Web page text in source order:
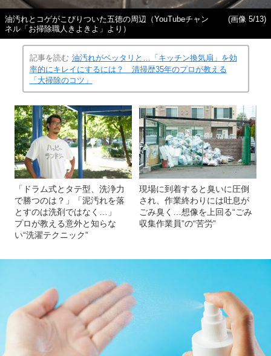
油汚れとコゲがこびりついた五徳の周辺（YouTubeチャン
ネル「お掃除職人きよきよ」より）
(画像 5/13)
記事を読む 油汚れがベッタリと…「キッチン換気扇」を効
率的にキレイにするには？ 清掃歴35年のプロが教える
「大掃除のコツ」
「ドラム式とタテ型、洗浄力
で勝つのは？」「泥汚れを落
とすのは洗剤ではなく…」
プロが教える意外と知らな
い“洗濯テクニック”
現場に到着すると臭いに圧倒
され、作業終わりには吐息が
ごみ臭く…想像を上回る“ごみ
収集作業員”の“苦労”